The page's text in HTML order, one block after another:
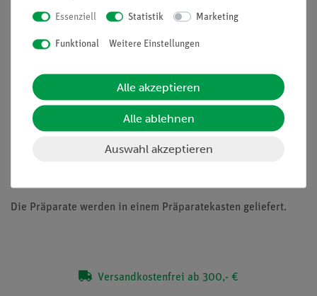
dem Fruchtfleisch, quer - Zea mays, Mais, Wurzel, quer,
Laubbaumes, quer - Solanum tuberosum, Kartoffel, Knolle
einjähriger Stamm, quer - Aristolochia, Pfeifenstrauch,
mehrjähriger Stamm, quer. Sekundäres Dickenwachstum -
Cucurbita, Kürbis, Stamm längs. Gefäßbündel mit Siebröhren,
Ring- und Netzgefäßen, Sklerenchymfasern - Wurzelspitze mit
Wurzelhaaren - Tulipa, Tulpe, Blattepidermis mit
Die Präparate werden in einem Präparatekasten geliefert.
Versandkostenfrei ab 300,- €
Essenziell Statistik Marketing
Funktional Weitere Einstellungen
Alle akzeptieren
Alle ablehnen
Auswahl akzeptieren